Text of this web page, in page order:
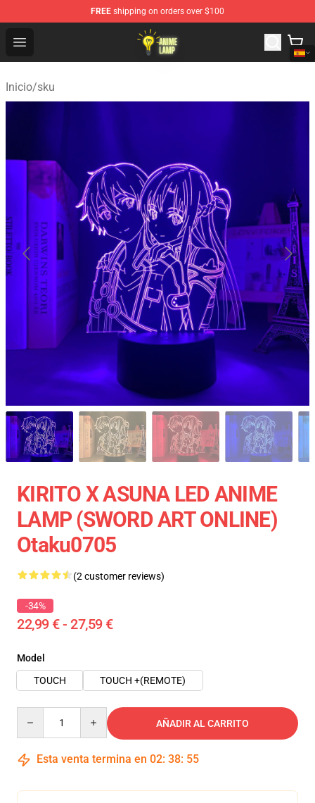
FREE shipping on orders over $100
Open menu
Anime Lamp Shop - The Best Store of Anime Lamp
Inicio/sku
KIRITO X ASUNA LED ANIME
LAMP (SWORD ART ONLINE)
Otaku0705
(2 customer reviews)
-34%
22,99 € - 27,59 €
Model
TOUCH
TOUCH +(REMOTE)
AÑADIR AL CARRITO
Esta venta termina en 02: 38: 55